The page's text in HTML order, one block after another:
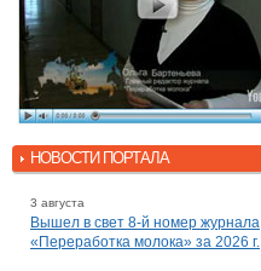
НОВОСТИ ПОРТАЛА
3 августа
Вышел в свет 8-й номер журнала
«Переработка молока» за 2026 г.